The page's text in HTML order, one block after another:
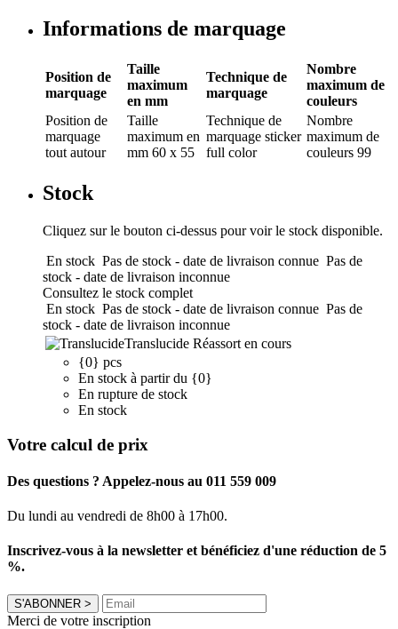
Informations de marquage
Position de
marquage
Taille
maximum
en mm
Technique de
marquage
Nombre
maximum de
couleurs
Position de
marquage
tout autour
Taille
maximum en
mm 60 x 55
Technique de
marquage sticker
full color
Nombre
maximum de
couleurs 99
Stock
Cliquez sur le bouton ci-dessus pour voir le stock disponible.
En stock Pas de stock - date de livraison connue Pas de
stock - date de livraison inconnue
Consultez le stock complet
En stock Pas de stock - date de livraison connue Pas de
stock - date de livraison inconnue
Translucide Réassort en cours
{0} pcs
En stock à partir du {0}
En rupture de stock
En stock
Votre calcul de prix
Des questions ? Appelez-nous au 011 559 009
Du lundi au vendredi de 8h00 à 17h00.
Inscrivez-vous à la newsletter et bénéficiez d'une réduction de 5
%.
S'ABONNER >
Merci de votre inscription